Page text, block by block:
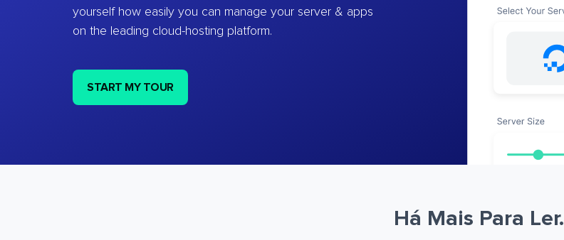
yourself how easily you can manage your server & apps
on the leading cloud-hosting platform.
START MY TOUR
Há Mais Para Ler.